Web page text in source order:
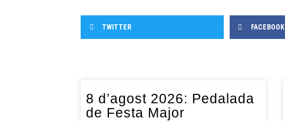
TWITTER FACEBOOK
8 d’agost 2026: Pedalada
de Festa Major